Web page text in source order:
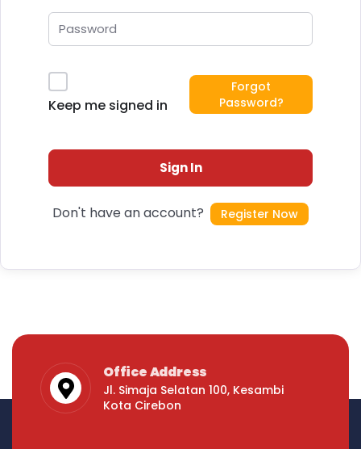
Keep me signed in
Forgot
Password?
Sign In
Don't have an account? Register Now
Office Address
Jl. Simaja Selatan 100, Kesambi
Kota Cirebon